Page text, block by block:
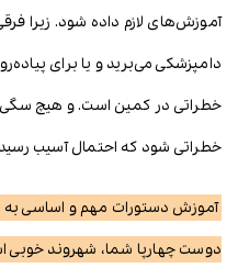
آموزش‌های لازم داده شود. زیرا
دامپزشکی می‌برید و یا برای
خطراتی در کمین است. و هیچ
خطراتی شود که احتمال آسیب
آموزش دستورات مهم و اساسی
دوست چهارپا شما، شهروند خوبی